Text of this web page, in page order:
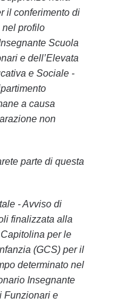
il conferimento di
nel profilo
Scuola
e dell’Elevata
e Sociale -
a causa
non
parte di questa
- Avviso di
finalizzata alla
per le
(GCS) per il
determinato nel
Insegnante
Funzionari e